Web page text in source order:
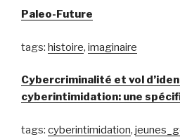
Paleo-Future
tags: histoire, imaginaire
Cybercriminalité et vol
cyberintimidation: une
tags: cyberintimidation,